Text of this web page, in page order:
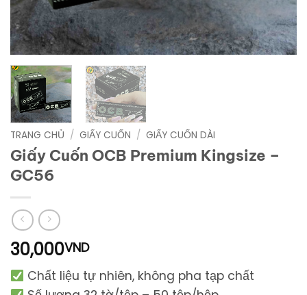
TRANG CHỦ / GIẤY CUỐN / GIẤY CUỐN DÀI
Giấy Cuốn OCB Premium Kingsize –
GC56
30,000VND
Chất liệu tự nhiên, không pha tạp chất